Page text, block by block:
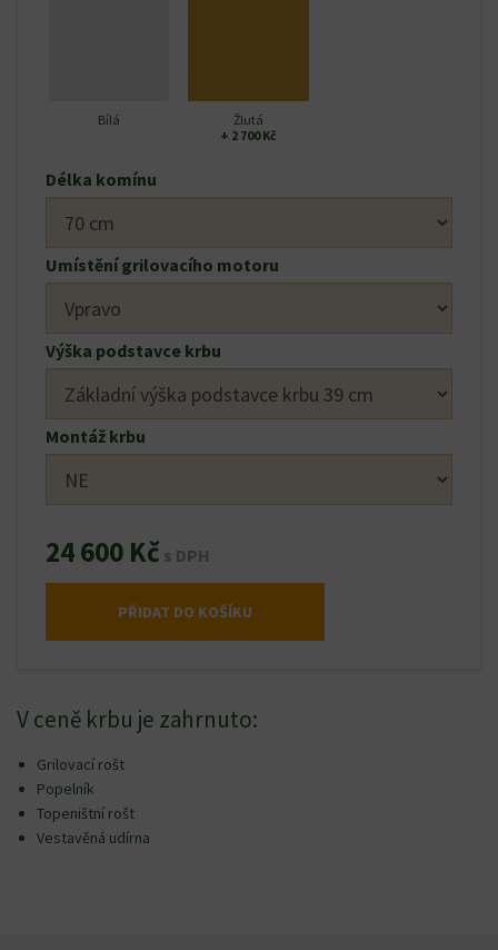
Bílá
Žlutá
+ 2 700 Kč
Délka komínu
Umístění grilovacího motoru
Výška podstavce krbu
Montáž krbu
24 600 Kč s DPH
PŘIDAT DO KOŠÍKU
V ceně krbu je zahrnuto:
Grilovací rošt
Popelník
Topeništní rošt
Vestavěná udírna